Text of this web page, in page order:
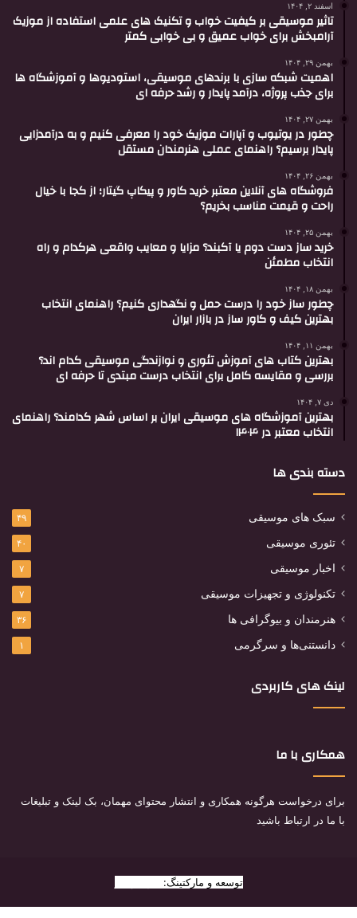
اسفند ۲, ۱۴۰۴
تاثیر موسیقی بر کیفیت خواب و تکنیک های علمی استفاده از موزیک
آرامبخش برای خواب عمیق و بی خوابی کمتر
بهمن ۲۹, ۱۴۰۴
اهمیت شبکه سازی با برندهای موسیقی، استودیوها و آموزشگاه ها
برای جذب پروژه، درآمد پایدار و رشد حرفه ای
بهمن ۲۷, ۱۴۰۴
چطور در یوتیوب و آپارات موزیک خود را معرفی کنیم و به درآمدزایی
پایدار برسیم؟ راهنمای عملی هنرمندان مستقل
بهمن ۲۶, ۱۴۰۴
فروشگاه های آنلاین معتبر خرید کاور و پیکاپ گیتار؛ از کجا با خیال
راحت و قیمت مناسب بخریم؟
بهمن ۲۵, ۱۴۰۴
خرید ساز دست دوم یا آکبند؟ مزایا و معایب واقعی هرکدام و راه
انتخاب مطمئن
بهمن ۱۸, ۱۴۰۴
چطور ساز خود را درست حمل و نگهداری کنیم؟ راهنمای انتخاب
بهترین کیف و کاور ساز در بازار ایران
بهمن ۱۱, ۱۴۰۴
بهترین کتاب های آموزش تئوری و نوازندگی موسیقی کدام اند؟
بررسی و مقایسه کامل برای انتخاب درست مبتدی تا حرفه ای
دی ۷, ۱۴۰۴
بهترین آموزشگاه های موسیقی ایران بر اساس شهر کدامند؟ راهنمای
انتخاب معتبر در ۱۴۰۴
دسته بندی ها
سبک های موسیقی ۴۹
تئوری موسیقی ۴۰
اخبار موسیقی ۷
تکنولوژی و تجهیزات موسیقی ۷
هنرمندان و بیوگرافی ها ۳۶
دانستنی‌ها و سرگرمی ۱
لینک های کاربردی
همکاری با ما
برای درخواست هرگونه همکاری و انتشار محتوای مهمان، بک لینک و تبلیغات
با ما در ارتباط باشید
توسعه و مارکتینگ: